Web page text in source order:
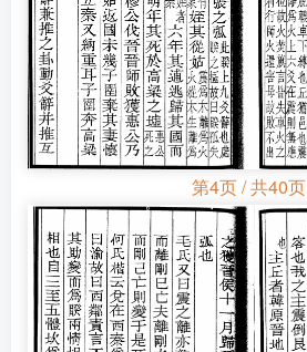
第4页 / 共40页